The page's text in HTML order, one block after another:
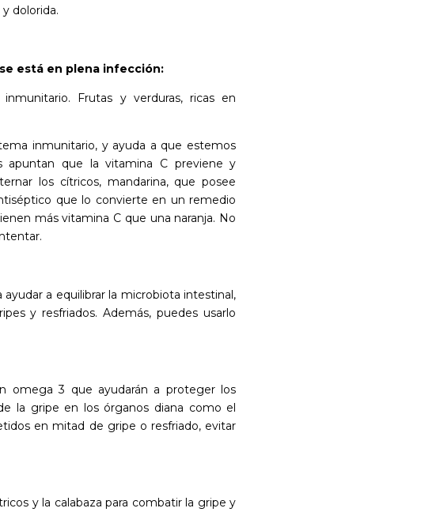
dolorida.
está en plena infección:
Frutas y verduras, ricas en
inmunitario, y ayuda a que estemos
apuntan que la vitamina C previene y
los cítricos, mandarina, que posee
que lo convierte en un remedio
más vitamina C que una naranja. No
a equilibrar la microbiota intestinal,
y resfriados. Además, puedes usarlo
omega 3 que ayudarán a proteger los
la gripe en los órganos diana como el
en mitad de gripe o resfriado, evitar
y la calabaza para combatir la gripe y